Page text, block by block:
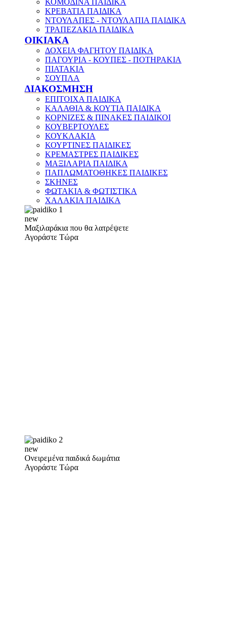
ΚΟΜΟΔΙΝΑ ΠΑΙΔΙΚΑ
ΚΡΕΒΑΤΙΑ ΠΑΙΔΙΚΑ
ΝΤΟΥΛΑΠΕΣ - ΝΤΟΥΛΑΠΙΑ ΠΑΙΔΙΚΑ
ΤΡΑΠΕΖΑΚΙΑ ΠΑΙΔΙΚΑ
ΟΙΚΙΑΚΑ
ΔΟΧΕΙΑ ΦΑΓΗΤΟΥ ΠΑΙΔΙΚΑ
ΠΑΓΟΥΡΙΑ - ΚΟΥΠΕΣ - ΠΟΤΗΡΑΚΙΑ
ΠΙΑΤΑΚΙΑ
ΣΟΥΠΛΑ
ΔΙΑΚΟΣΜΗΣΗ
ΕΠΙΤΟΙΧΑ ΠΑΙΔΙΚΑ
ΚΑΛΑΘΙΑ & ΚΟΥΤΙΑ ΠΑΙΔΙΚΑ
ΚΟΡΝΙΖΕΣ & ΠΙΝΑΚΕΣ ΠΑΙΔΙΚΟΙ
ΚΟΥΒΕΡΤΟΥΛΕΣ
ΚΟΥΚΛΑΚΙΑ
ΚΟΥΡΤΙΝΕΣ ΠΑΙΔΙΚΕΣ
ΚΡΕΜΑΣΤΡΕΣ ΠΑΙΔΙΚΕΣ
ΜΑΞΙΛΑΡΙΑ ΠΑΙΔΙΚΑ
ΠΑΠΛΩΜΑΤΟΘΗΚΕΣ ΠΑΙΔΙΚΕΣ
ΣΚΗΝΕΣ
ΦΩΤΑΚΙΑ & ΦΩΤΙΣΤΙΚΑ
ΧΑΛΑΚΙΑ ΠΑΙΔΙΚΑ
new
Μαξιλαράκια που θα λατρέψετε
Αγοράστε Τώρα
new
Ονειρεμένα παιδικά δωμάτια
Αγοράστε Τώρα